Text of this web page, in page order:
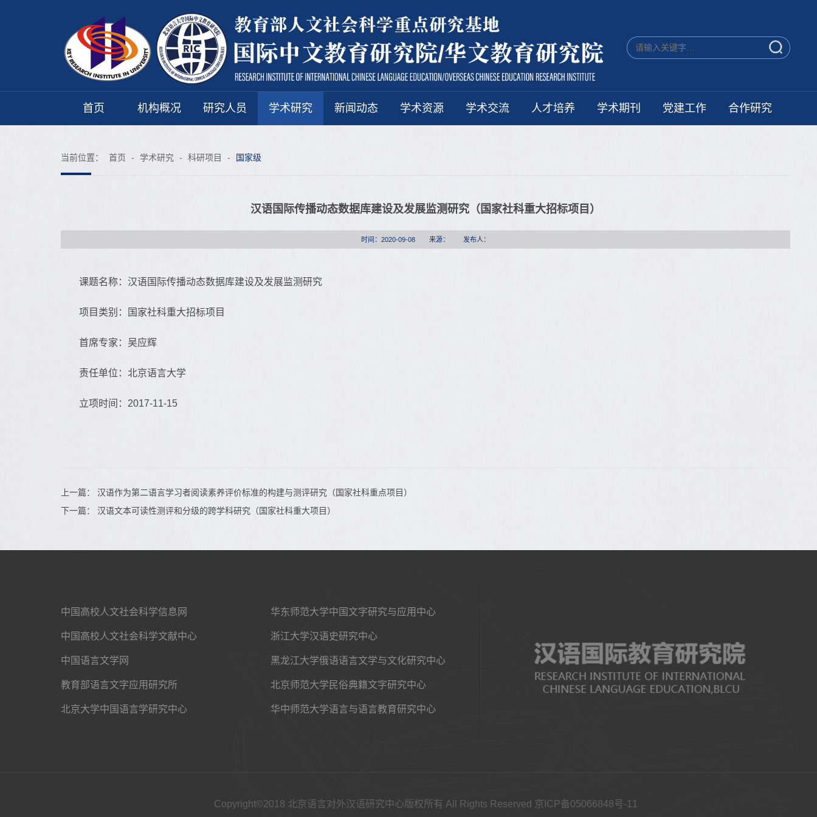
首页 机构概况 研究人员 学术研究 新闻动态 学术资源 学术交流 人才培养 学术期刊 党建工作 合作研究
当前位置： 首页 - 学术研究 - 科研项目 - 国家级
汉语国际传播动态数据库建设及发展监测研究（国家社科重大招标项目）
时间：2020-09-08 来源： 发布人：
课题名称：汉语国际传播动态数据库建设及发展监测研究
项目类别：国家社科重大招标项目
首席专家：吴应辉
责任单位：北京语言大学
立项时间：2017-11-15
上一篇： 汉语作为第二语言学习者阅读素养评价标准的构建与测评研究（国家社科重点项目）
下一篇： 汉语文本可读性测评和分级的跨学科研究（国家社科重大项目）
中国高校人文社会科学信息网 华东师范大学中国文字研究与应用中心
中国高校人文社会科学文献中心 浙江大学汉语史研究中心
中国语言文学网 黑龙江大学俄语语言文学与文化研究中心
教育部语言文字应用研究所 北京师范大学民俗典籍文字研究中心
北京大学中国语言学研究中心 华中师范大学语言与语言教育研究中心
Copyright©2018 北京语言对外汉语研究中心版权所有 All Rights Reserved 京ICP备05066848号-11